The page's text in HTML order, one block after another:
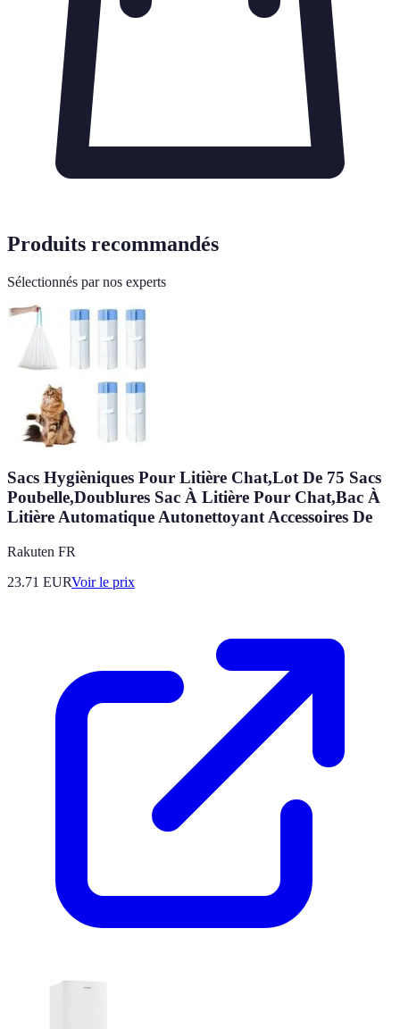
Produits recommandés
Sélectionnés par nos experts
Sacs Hygièniques Pour Litière Chat,Lot De 75 Sacs
Poubelle,Doublures Sac À Litière Pour Chat,Bac À
Litière Automatique Autonettoyant Accessoires De
Rakuten FR
23.71 EURVoir le prix